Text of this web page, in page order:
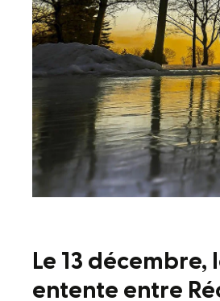
Le 13
entente entre